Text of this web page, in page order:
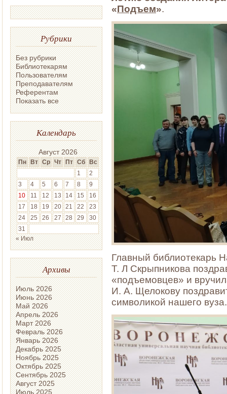
Рубрики
Без рубрики
Библиотекарям
Пользователям
Преподавателям
Референтам
Показать все
Календарь
Август 2026
Пн Вт Ср Чт Пт Сб Вс
1
2
3
4 5 6 7 8
9
10
11 12 13 14 15
16
17
18 19 20 21 22
23
24
25 26 27 28 29
30
31
« Июл
Архивы
Июль 2026
Июнь 2026
Май 2026
Апрель 2026
Март 2026
Февраль 2026
Январь 2026
Декабрь 2025
Ноябрь 2025
Октябрь 2025
Сентябрь 2025
Август 2025
Июль 2025
«Подъем».
Главный библиотекарь
Т. Л Скрыпникова
«подъемовцев» и
И. А. Щелокову
символикой нашего вуза.